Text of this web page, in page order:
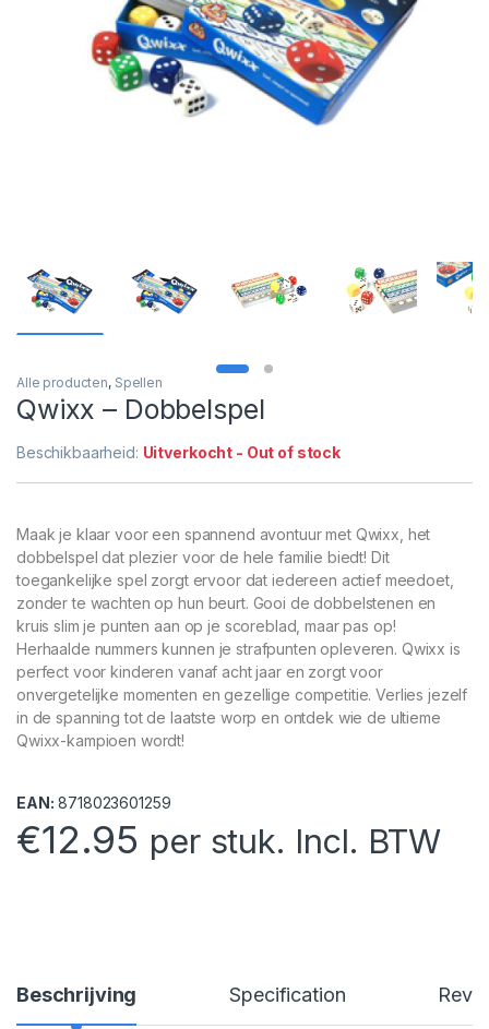
Alle producten, Spellen
Qwixx – Dobbelspel
Beschikbaarheid: Uitverkocht - Out of stock
Maak je klaar voor een spannend avontuur met Qwixx, het
dobbelspel dat plezier voor de hele familie biedt! Dit
toegankelijke spel zorgt ervoor dat iedereen actief meedoet,
zonder te wachten op hun beurt. Gooi de dobbelstenen en
kruis slim je punten aan op je scoreblad, maar pas op!
Herhaalde nummers kunnen je strafpunten opleveren. Qwixx is
perfect voor kinderen vanaf acht jaar en zorgt voor
onvergetelijke momenten en gezellige competitie. Verlies jezelf
in de spanning tot de laatste worp en ontdek wie de ultieme
Qwixx-kampioen wordt!
EAN: 8718023601259
€12.95 per stuk. Incl. BTW
Beschrijving Specification